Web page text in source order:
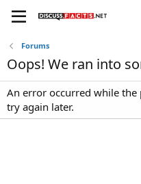
Forums
Oops! We ran into
An error occurred while the
try again later.